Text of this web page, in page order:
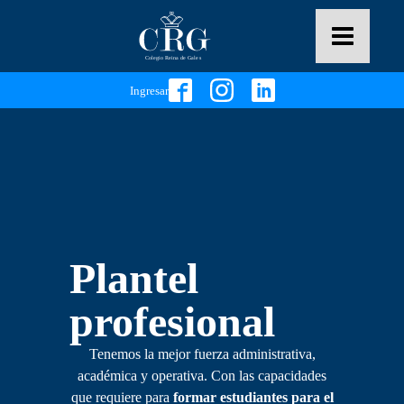
Ingresar
Plantel
profesional
Tenemos la mejor fuerza administrativa,
académica y operativa. Con las capacidades
que requiere para formar estudiantes para el